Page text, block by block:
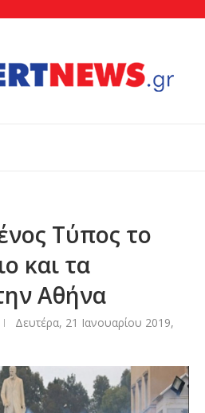
Τύπος το
και τα
Αθήνα
Δευτέρα, 21 Ιανουαρίου 2019,